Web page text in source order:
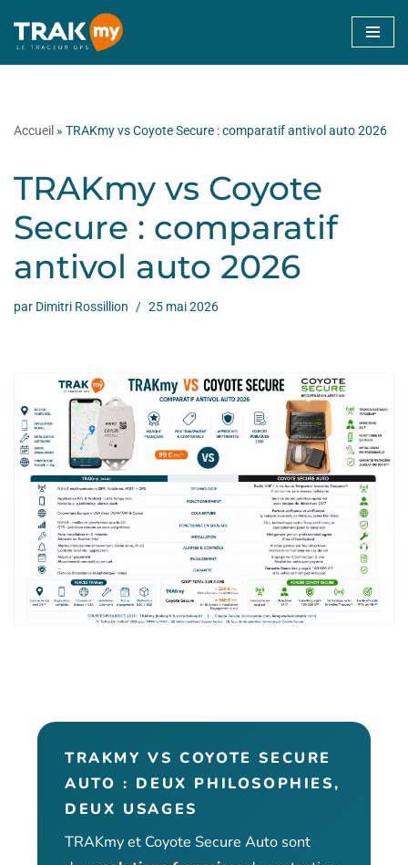
Aller
Accueil » TRAKmy vs Coyote Secure : comparatif antivol auto 2026
TRAKmy vs Coyote
Secure : comparatif
antivol auto 2026
par Dimitri Rossillion 25 mai 2026
TRAKMY VS COYOTE SECURE
AUTO : DEUX PHILOSOPHIES,
DEUX USAGES
TRAKmy et Coyote Secure Auto sont